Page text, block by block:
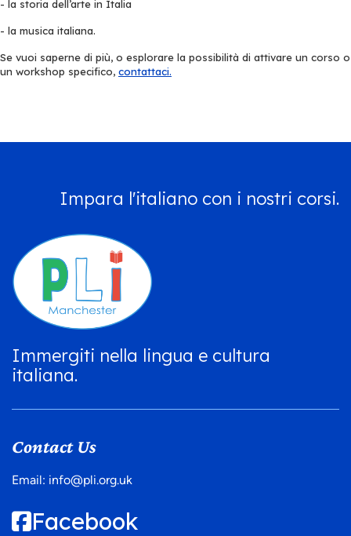
- la storia dell’arte in Italia
- la musica italiana.
Se vuoi saperne di più, o esplorare la possibilità di attivare un corso o
un workshop specifico, contattaci.
Impara l'italiano con i nostri corsi.
Immergiti nella lingua e cultura
italiana.
Contact Us
Email: info@pli.org.uk
Facebook